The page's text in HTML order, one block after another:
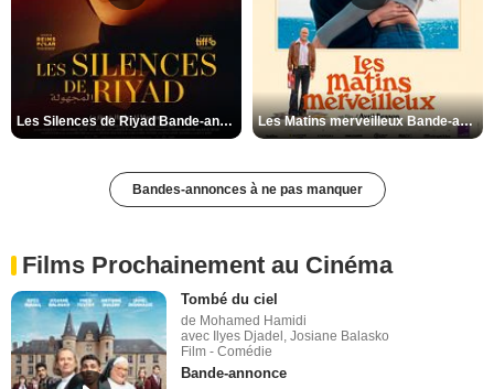
Les Silences de Riyad Bande-annonce VO STFR Les Matins merveilleux Bande-annonce VF
Bandes-annonces à ne pas manquer
Films Prochainement au Cinéma
Tombé du ciel
de Mohamed Hamidi
avec Ilyes Djadel, Josiane Balasko
Film - Comédie
Bande-annonce